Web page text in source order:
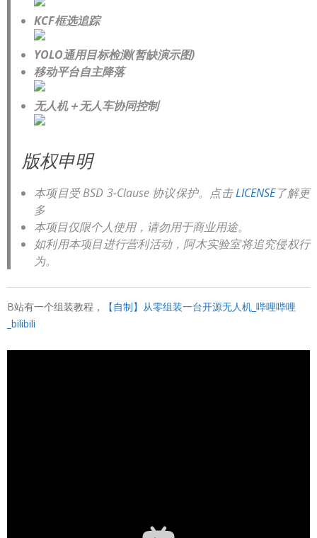
KCF框选追踪
YOLO通用目标检测(暂缺演示图)
移动平台自主降落
无人机＋无人车协同控制
版权申明
本项目受 BSD 3-Clause 协议保护。点击LICENSE了解更
多
本项目仅限个人使用，请勿用于商业用途。
如利用本项目进行营利活动，阿木实验室将追究侵权行
为。
B站有一个组装教程，
【自制】从零组装一台开源无人机_哔哩哔哩
_bilibili